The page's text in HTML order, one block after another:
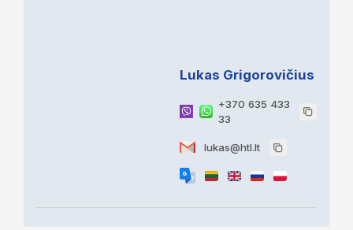
Lukas Grigorovičius
+370 635 433
33
lukas@htl.lt